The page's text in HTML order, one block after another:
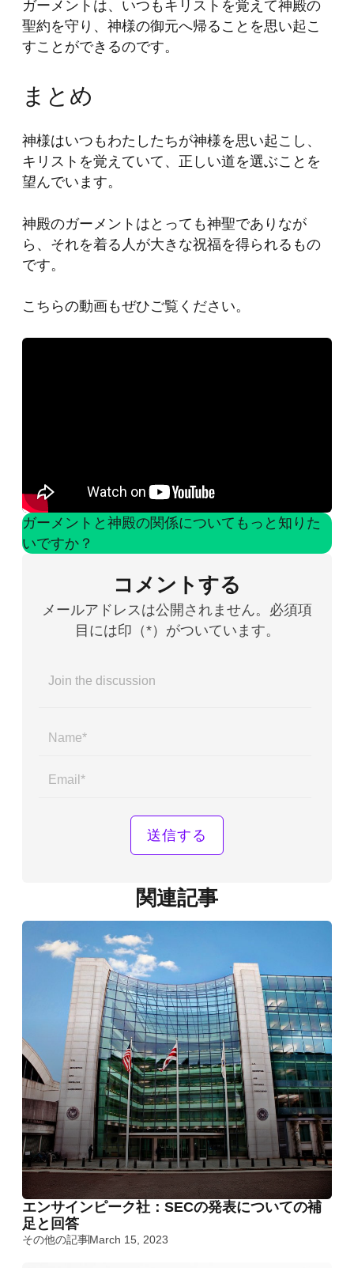
ガーメントは、いつもキリストを覚えて神殿の
聖約を守り、神様の御元へ帰ることを思い起こ
すことができるのです。
まとめ
神様はいつもわたしたちが神様を思い起こし、
キリストを覚えていて、正しい道を選ぶことを
望んでいます。
神殿のガーメントはとっても神聖でありなが
ら、それを着る人が大きな祝福を得られるもの
です。
こちらの動画もぜひご覧ください。
ガーメントと神殿の関係についてもっと知りた
いですか？
コメントする
メールアドレスは公開されません。必須項
目には印（*）がついています。
関連記事
エンサインピーク社：SECの発表についての補
足と回答
その他の記事March 15, 2023